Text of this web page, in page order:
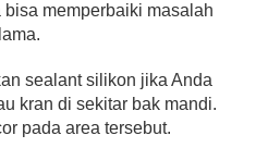
memperbaiki masalah
sealant silikon jika Anda
kran di sekitar bak mandi.
pada area tersebut.